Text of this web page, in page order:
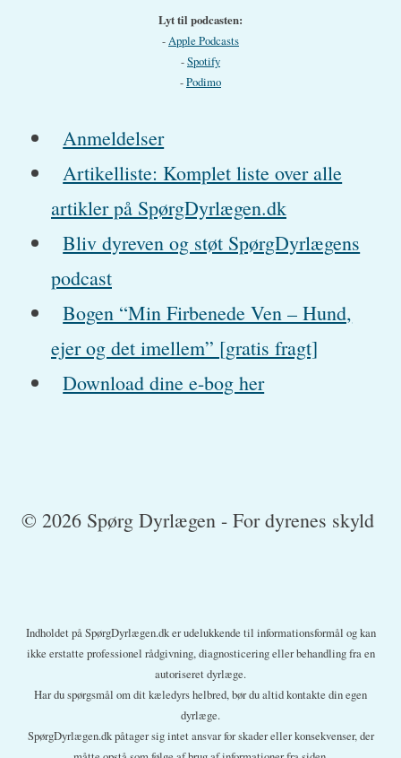
Lyt til podcasten:
-Apple Podcasts
-Spotify
-Podimo
Anmeldelser
Artikelliste: Komplet liste over alle
artikler på SpørgDyrlægen.dk
Bliv dyreven og støt SpørgDyrlægens
podcast
Bogen “Min Firbenede Ven – Hund,
ejer og det imellem” [gratis fragt]
Download dine e-bog her
© 2026 Spørg Dyrlægen - For dyrenes skyld
Indholdet på SpørgDyrlægen.dk er udelukkende til informationsformål og kan
ikke erstatte professionel rådgivning, diagnosticering eller behandling fra en
autoriseret dyrlæge.
Har du spørgsmål om dit kæledyrs helbred, bør du altid kontakte din egen
dyrlæge.
SpørgDyrlægen.dk påtager sig intet ansvar for skader eller konsekvenser, der